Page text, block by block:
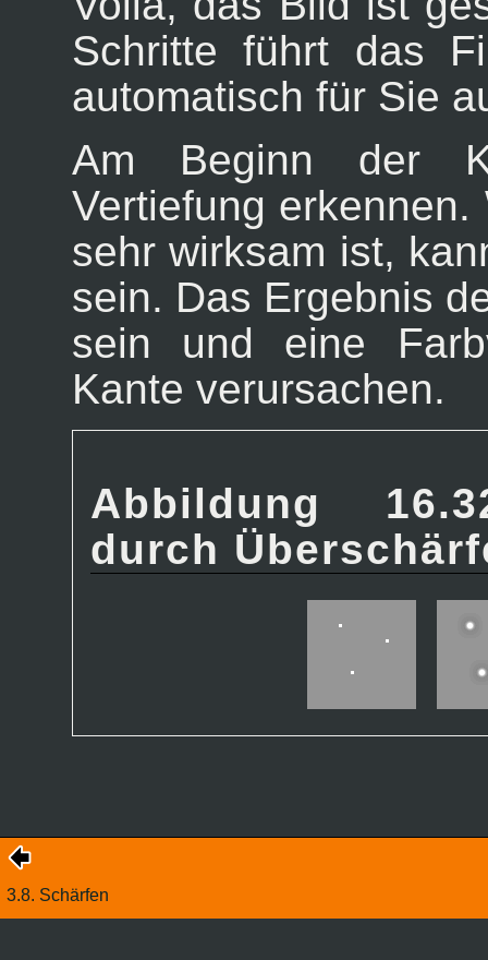
Schritte führt das
automatisch für Sie
Am Beginn der
Vertiefung
sehr wirksam ist,
sein. Das Ergebnis
sein und eine
Kante verursachen.
Abbildung
durch
3.8. Schärfen